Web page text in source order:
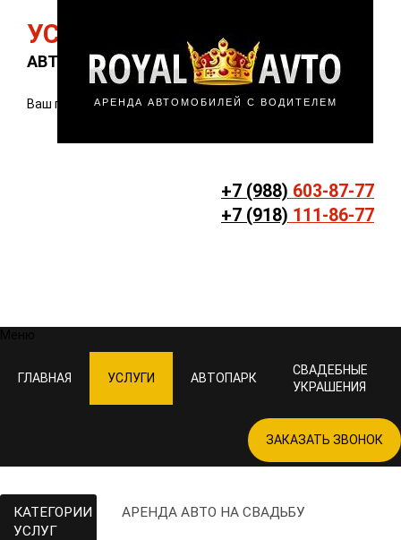
АРЕНДА АВТОМОБИЛЕЙ С ВОДИТЕЛЕМ
УСЛУГИ ПРОКАТА
АВТО В РОСТОВЕ-НА-ДОНУ!
Ваш город: Ростов
+7 (988) 603-87-77
+7 (918) 111-86-77
ГЛАВНАЯ УСЛУГИ АВТОПАРК
СВАДЕБНЫЕ
УКРАШЕНИЯ
ЗАКАЗАТЬ ЗВОНОК
АРЕНДА АВТО НА СВАДЬБУ
КАТЕГОРИИ
УСЛУГ